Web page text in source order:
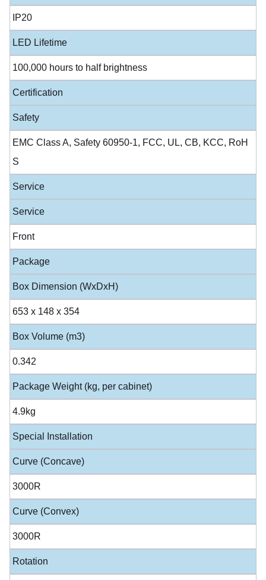
IP20
LED Lifetime
100,000 hours to half brightness
Certification
Safety
EMC Class A, Safety 60950-1, FCC, UL, CB, KCC, RoH
S
Service
Service
Front
Package
Box Dimension (WxDxH)
653 x 148 x 354
Box Volume (m3)
0.342
Package Weight (kg, per cabinet)
4.9kg
Special Installation
Curve (Concave)
3000R
Curve (Convex)
3000R
Rotation